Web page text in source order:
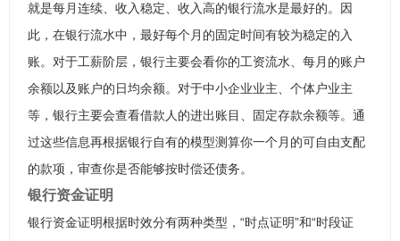
就是每月连续、收入稳定、收入高的银行流水是最好的。因
此，在银行流水中，最好每个月的固定时间有较为稳定的入
账。对于工薪阶层，银行主要会看你的工资流水、每月的账户
余额以及账户的日均余额。对于中小企业业主、个体户业主
等，银行主要会查看借款人的进出账目、固定存款余额等。通
过这些信息再根据银行自有的模型测算你一个月的可自由支配
的款项，审查你是否能够按时偿还债务。
银行资金证明
银行资金证明根据时效分有两种类型，“时点证明”和“时段证